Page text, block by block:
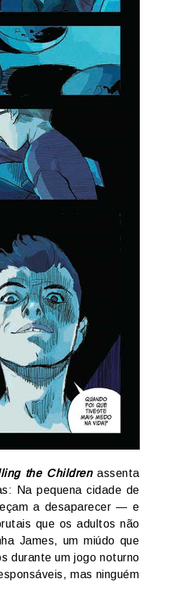
the Childrenassenta
Na pequena cidade de
a desaparecer — e
que os adultos não
James, um miúdo que
durante um jogo noturno
mas ninguém